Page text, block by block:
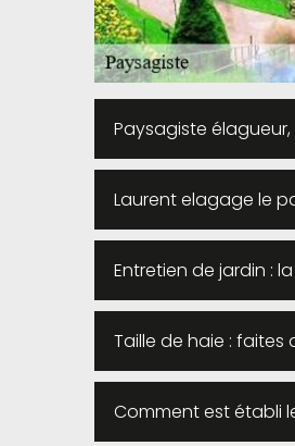
Paysagiste
Laurent elagage le
Entretien de jardin :
Taille de haie :
Comment est établi